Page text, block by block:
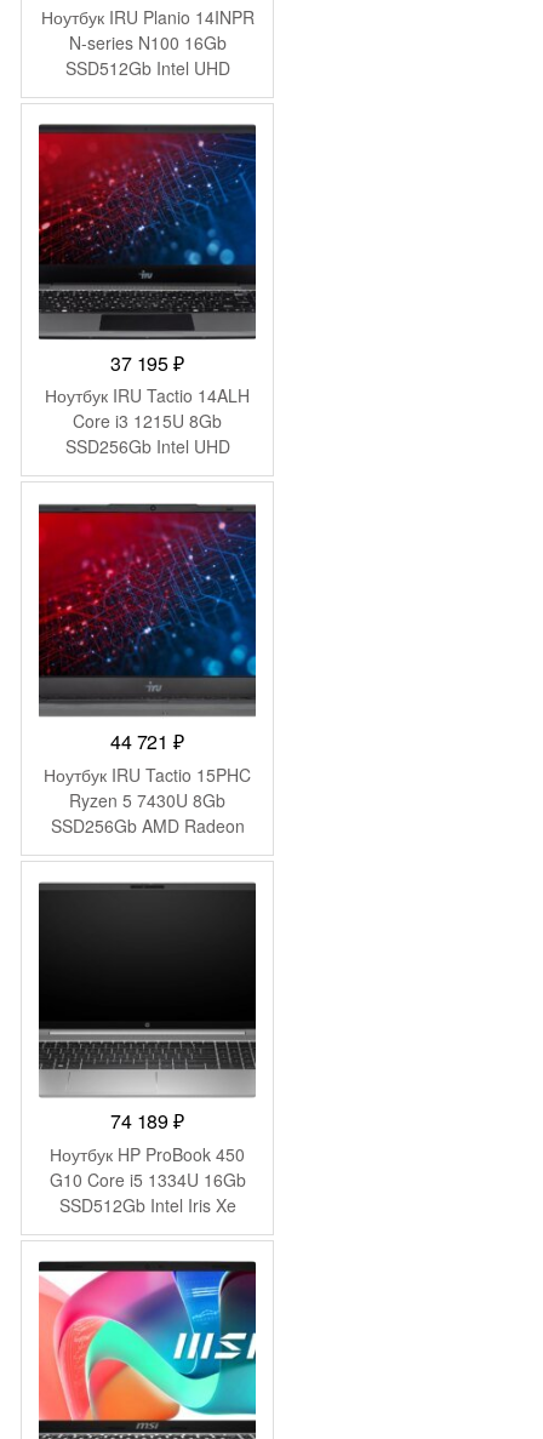
Ноутбук IRU Planio 14INPR
N-series N100 16Gb
SSD512Gb Intel UHD
Graphics 14″ IPS FHD
(1920×1080) FreeDOS grey
WiFi BT Cam 5000mAh
(2078487)
37 195₽
Ноутбук IRU Tactio 14ALH
Core i3 1215U 8Gb
SSD256Gb Intel UHD
Graphics 14″ IPS FHD
(1920×1080) FreeDOS grey
WiFi BT Cam 4000mAh
(2058897)
44 721₽
Ноутбук IRU Tactio 15PHC
Ryzen 5 7430U 8Gb
SSD256Gb AMD Radeon
Graphics 15.6″ IPS FHD
(1920×1080) Windows 11
74 189₽
Ноутбук HP ProBook 450
G10 Core i5 1334U 16Gb
SSD512Gb Intel Iris Xe
graphics 15.6″ IPS FHD
(1920×1080) Windows 11
Pro 64 silver WiFi BT Cam
(9C4H1UT)